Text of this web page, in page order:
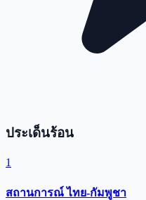
ประเด็นร้อน
1
สถานการณ์ ไทย-กัมพูชา